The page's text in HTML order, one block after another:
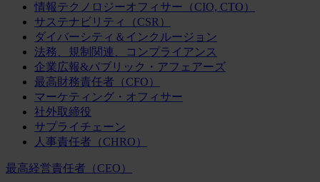
情報テクノロジーオフィサー（CIO, CTO）
サステナビリティ（CSR）
ダイバーシティ＆インクルージョン
法務、規制関連、コンプライアンス
企業広報&パブリック・アフェアーズ
最高財務責任者（CFO）
マーケティング・オフィサー
社外取締役
サプライチェーン
人事責任者（CHRO）
最高経営責任者（CEO）